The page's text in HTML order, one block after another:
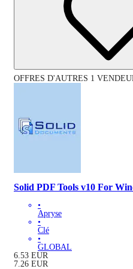
OFFRES D'AUTRES 1
Solid PDF Tools v10 For
•
Apryse
•
Clé
•
GLOBAL
6.53 EUR
7.26 EUR